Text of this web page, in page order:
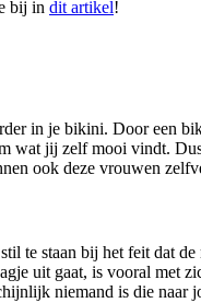
bij in dit artikel!
in je bikini. Door een
wat jij zelf mooi vindt.
ook deze vrouwen
te staan bij het feit dat
uit gaat, is vooral met
niemand is die